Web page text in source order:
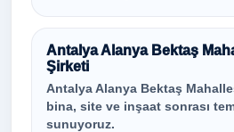
Antalya Alanya Bektaş
Şirketi
Antalya Alanya Bektaş
bina, site ve inşaat sonrası
sunuyoruz.